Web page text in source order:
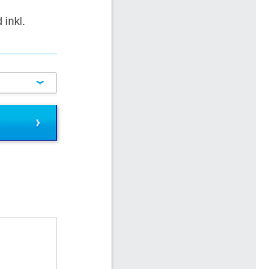
inkl.